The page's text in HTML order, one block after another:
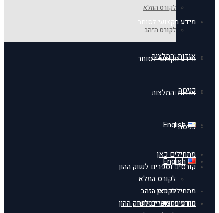
מידע מקצועי לסוחר
אודות והמלצות
כניסה
English
מתחילים כאן
קורסים וספרים לשוק ההון
לקורס המלא
לקורס הזהב
מידע מקצועי לסוחר
לקורס המלא
לקורס הזהב
מידע מקצועי לסוחר
אודות והמלצות
כניסה
English
מתחילים כאן
קורסים וספרים לשוק ההון